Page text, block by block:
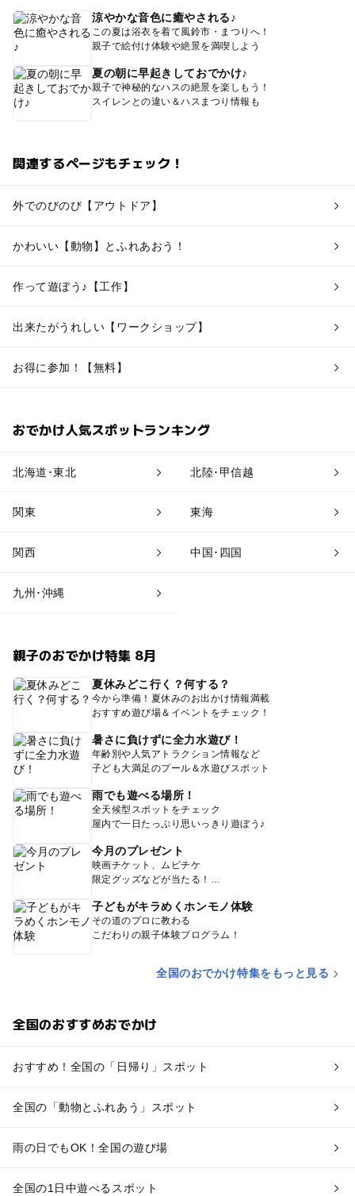
涼やかな音色に癒やされる♪
この夏は浴衣を着て風鈴市・まつりへ！
親子で絵付け体験や絶景を満喫しよう
夏の朝に早起きしておでかけ♪
親子で神秘的なハスの絶景を楽しもう！
スイレンとの違い＆ハスまつり情報も
関連するページもチェック！
外でのびのび【アウトドア】
かわいい【動物】とふれあおう！
作って遊ぼう♪【工作】
出来たがうれしい【ワークショップ】
お得に参加！【無料】
おでかけ人気スポットランキング
北海道･東北 北陸･甲信越
関東 東海
関西 中国･四国
九州･沖縄
親子のおでかけ特集 8月
夏休みどこ行く？何する？
今から準備！夏休みのお出かけ情報満載
おすすめ遊び場＆イベントをチェック！
暑さに負けずに全力水遊び！
年齢別や人気アトラクション情報など
子ども大満足のプール＆水遊びスポット
雨でも遊べる場所！
全天候型スポットをチェック
屋内で一日たっぷり思いっきり遊ぼう♪
今月のプレゼント
映画チケット、ムビチケ
限定グッズなどが当たる！
子どもがキラめくホンモノ体験
その道のプロに教わる
こだわりの親子体験プログラム！
全国のおでかけ特集をもっと見る
全国のおすすめおでかけ
おすすめ！全国の「日帰り」スポット
全国の「動物とふれあう」スポット
雨の日でもOK！全国の遊び場
全国の1日中遊べるスポット